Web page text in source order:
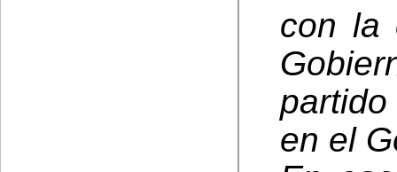
con la
en el